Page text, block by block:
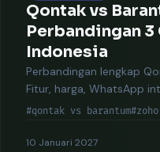
Qontak vs
Perbandingan 3
Indonesia
Perbandingan lengkap
Fitur, harga, WhatsApp
#qontak vs barantum
10 Januari 2027